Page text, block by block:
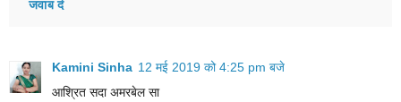
जवाब दें
Kamini Sinha 12 मई 2019 को 4:25 pm बजे
आश्रित सदा अमरबेल सा